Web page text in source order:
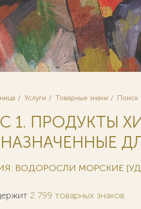
Услуги Товарные знаки Поиск
1. ПРОДУКТЫ
ВОДОРОСЛИ МОРСКИЕ
2 799 товарных знаков.